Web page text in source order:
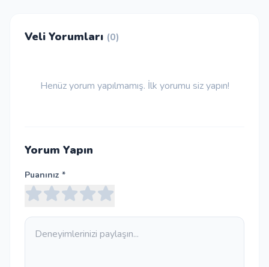
Veli Yorumları (0)
Henüz yorum yapılmamış. İlk yorumu siz yapın!
Yorum Yapın
Puanınız *